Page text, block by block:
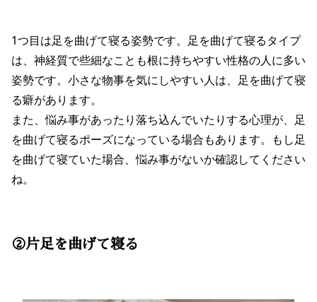
1つ目は足を曲げて寝る姿勢です。足を曲げて寝るタイプ
は、神経質で些細なことも根に持ちやすい性格の人に多い
姿勢です。小さな物事を気にしやすい人は、足を曲げて寝
る癖があります。
また、悩み事があったり落ち込んでいたりする心理が、足
を曲げて寝るポーズになっている場合もあります。もし足
を曲げて寝ていた場合、悩み事がないか確認してください
ね。
②片足を曲げて寝る